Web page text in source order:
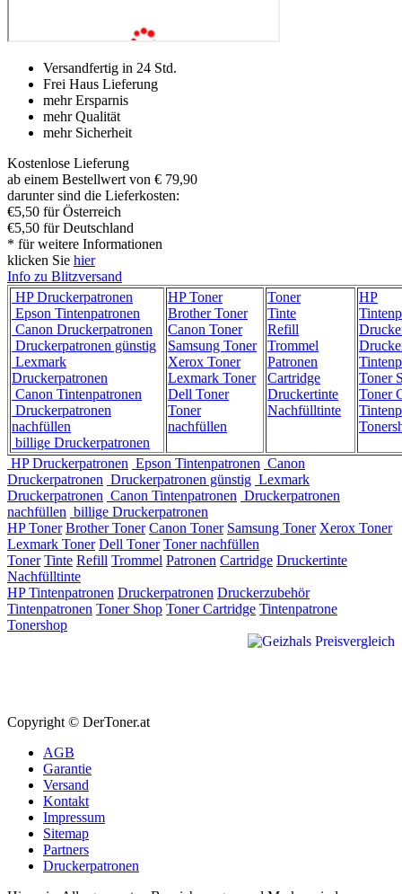
Versandfertig in 24 Std.
Frei Haus Lieferung
mehr Ersparnis
mehr Qualität
mehr Sicherheit
Kostenlose Lieferung
ab einem Bestellwert von € 79,90
darunter sind die Lieferkosten:
€5,50 für Österreich
€5,50 für Deutschland
* für weitere Informationen
klicken Sie hier
Info zu Blitzversand
HP Druckerpatronen
Epson Tintenpatronen
Canon Druckerpatronen
Druckerpatronen günstig
Lexmark
Druckerpatronen
Canon Tintenpatronen
Druckerpatronen
nachfüllen
billige Druckerpatronen
HP Toner
Brother Toner
Canon Toner
Samsung Toner
Xerox Toner
Lexmark Toner
Dell Toner
Toner
nachfüllen
Toner
Tinte
Refill
Trommel
Patronen
Cartridge
Druckertinte
Nachfülltinte
HP
Toner
Toner
HP Druckerpatronen Epson Tintenpatronen Canon
Druckerpatronen Druckerpatronen günstig Lexmark
Druckerpatronen Canon Tintenpatronen Druckerpatronen
nachfüllen billige Druckerpatronen
HP Toner Brother Toner Canon Toner Samsung Toner Xerox Toner
Lexmark Toner Dell Toner Toner nachfüllen
Toner Tinte Refill Trommel Patronen Cartridge Druckertinte
Nachfülltinte
HP Tintenpatronen Druckerpatronen Druckerzubehör
Tintenpatronen Toner Shop Toner Cartridge Tintenpatrone
Tonershop
Copyright © DerToner.at
AGB
Garantie
Versand
Kontakt
Impressum
Sitemap
Partners
Druckerpatronen